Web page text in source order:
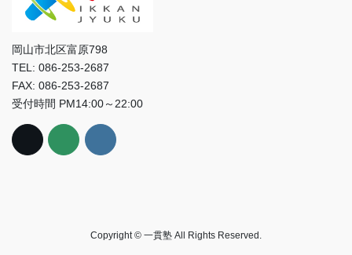
岡山市北区富原798
TEL: 086-253-2687
FAX: 086-253-2687
受付時間 PM14:00～22:00
Copyright © 一貫塾 All Rights Reserved.